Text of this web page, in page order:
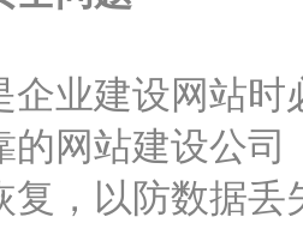
企业建设网站
的网站建设公
复，以防数据丢